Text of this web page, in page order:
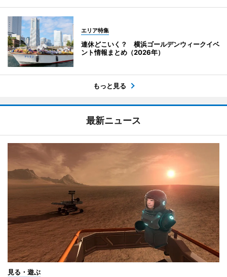
エリア特集
連休どこいく？ 横浜ゴールデンウィークイベ
ント情報まとめ（2026年）
もっと見る
最新ニュース
見る・遊ぶ